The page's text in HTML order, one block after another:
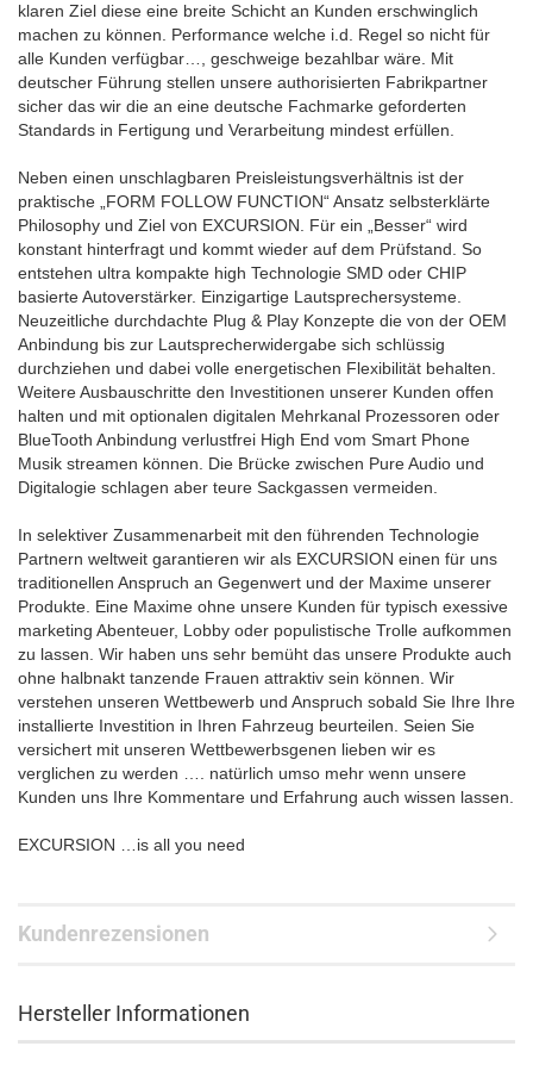
klaren Ziel diese eine breite Schicht an Kunden erschwinglich
machen zu können. Performance welche i.d. Regel so nicht für
alle Kunden verfügbar…, geschweige bezahlbar wäre. Mit
deutscher Führung stellen unsere authorisierten Fabrikpartner
sicher das wir die an eine deutsche Fachmarke geforderten
Standards in Fertigung und Verarbeitung mindest erfüllen.
Neben einen unschlagbaren Preisleistungsverhältnis ist der
praktische „FORM FOLLOW FUNCTION“ Ansatz selbsterklärte
Philosophy und Ziel von EXCURSION. Für ein „Besser“ wird
konstant hinterfragt und kommt wieder auf dem Prüfstand. So
entstehen ultra kompakte high Technologie SMD oder CHIP
basierte Autoverstärker. Einzigartige Lautsprechersysteme.
Neuzeitliche durchdachte Plug & Play Konzepte die von der OEM
Anbindung bis zur Lautsprecherwidergabe sich schlüssig
durchziehen und dabei volle energetischen Flexibilität behalten.
Weitere Ausbauschritte den Investitionen unserer Kunden offen
halten und mit optionalen digitalen Mehrkanal Prozessoren oder
BlueTooth Anbindung verlustfrei High End vom Smart Phone
Musik streamen können. Die Brücke zwischen Pure Audio und
Digitalogie schlagen aber teure Sackgassen vermeiden.
In selektiver Zusammenarbeit mit den führenden Technologie
Partnern weltweit garantieren wir als EXCURSION einen für uns
traditionellen Anspruch an Gegenwert und der Maxime unserer
Produkte. Eine Maxime ohne unsere Kunden für typisch exessive
marketing Abenteuer, Lobby oder populistische Trolle aufkommen
zu lassen. Wir haben uns sehr bemüht das unsere Produkte auch
ohne halbnakt tanzende Frauen attraktiv sein können. Wir
verstehen unseren Wettbewerb und Anspruch sobald Sie Ihre Ihre
installierte Investition in Ihren Fahrzeug beurteilen. Seien Sie
versichert mit unseren Wettbewerbsgenen lieben wir es
verglichen zu werden …. natürlich umso mehr wenn unsere
Kunden uns Ihre Kommentare und Erfahrung auch wissen lassen.
EXCURSION …is all you need
Kundenrezensionen
Hersteller Informationen